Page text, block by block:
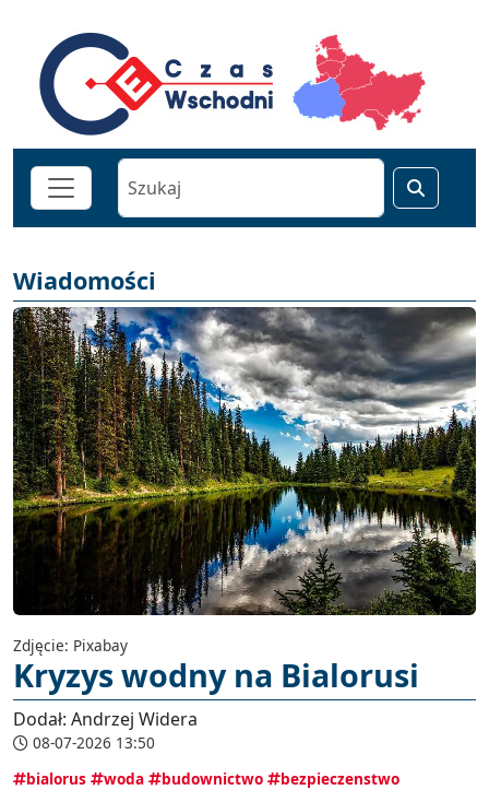
Wiadomości
Zdjęcie: Pixabay
Kryzys wodny na Bialorusi
Dodał: Andrzej Widera
08-07-2026 13:50
bialorus
woda budownictwo bezpieczenstwo